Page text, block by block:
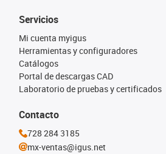
Servicios
Mi cuenta myigus
Herramientas y configuradores
Catálogos
Portal de descargas CAD
Laboratorio de pruebas y certificados
Contacto
728 284 3185
mx-ventas@igus.net